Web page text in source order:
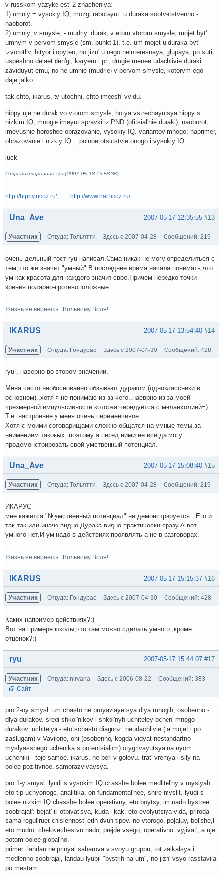
v russkom yazyke est' 2 znacheniya:
1) umniy = vysokiy IQ, mozgi rabotayut. u duraka sootvetstvenno -
naoborot.
2) umniy, v smysle, - mudriy. durak, v etom vtorom smysle, mojet byt'
umnym v pervom smysle (sm. punkt 1), t.e. um mojet u duraka byt'
izvorotliv, hityor i opyten, no jizn' u nego neinteresnaya, glupaya, po suti:
uspeshno delaet den'gi, karyeru i pr., drugie menee udachlivie duraki
zaviduyut emu, no ne umnie (mudrie) v pervom smysle, kotorym ego
daje jalko.
tak chto, ikarus, ty utochni, chto imeesh' vvidu.
hippy uje ne durak vo vtorom smysle, hotya vstrechayutsya hippy s
nizkim IQ, mnogie imeyut spravki iz PND (ofitsial'nie duraki), naoborot,
imeyushie horoshee obrazovanie, vysokiy IQ. variantov mnogo: naprimer,
obrazovanie i nizkiy IQ... polnoe otsutstvie onogo i vysokiy IQ.
luck
Отредактировано ryu (2007-05-18 13:58:36)
http://hippy.ucoz.ru/ http://www.riar.ucoz.ru/
Вне форума #13
2007-05-17 12:35:55
Una_Ave
Участник Откуда: Тольятти Здесь с 2007-04-28 Сообщений: 219
очень дельный пост ryu написал.Сама никак не могу определиться с
тем,что же значит "умный".В последнее время начала понимать,что
ум как красота-для каждого значит свое.Причем нередко точки
зрения полярно-противоположные.
Жизнь не вернешь...Вольному Воля!..
Вне форума #14
2007-05-17 13:54:40
IKARUS
Участник Откуда: Гондурас Здесь с 2007-04-30 Сообщений: 428
ryu , наверно во втором значении.
Меня часто необоснованно обзывают дураком (одноклассники в
основном)..хотя я не понимаю из-за чего..наеврно из-за моей
чрезмерной импульсивности которая чередуется с меланхолией=)
Т.е. настроение у меня очень переменчивое.
Хотя с моими сотоварищами сложно общатся на умные темы,за
неимением таковых..поэтому я перед ними не всегда могу
продемонстрировать свой умственный потенциал.
Вне форума #15
2007-05-17 15:08:40
Una_Ave
Участник Откуда: Тольятти Здесь с 2007-04-28 Сообщений: 219
ИКАРУС
мне кажется "№умственный потенциал" не демонстрируется...Его и
так так или иначе видно.Дурака видно практически сразу.А вот
умного нет.И ум надо в действиях проявлять а не в разговорах.
Жизнь не вернешь...Вольному Воля!..
Вне форума #16
2007-05-17 15:15:37
IKARUS
Участник Откуда: Гондурас Здесь с 2007-04-30 Сообщений: 428
Каких например действиях?:)
Вот на примере школы,что там можно сделать умного ,кроме
отценок?:)
Вне форума #17
2007-05-17 15:44:07
ryu
Участник Откуда: nirvana Здесь с 2006-08-22
Сообщений: 383
Сайт
pro 2-oy smysl: um chasto ne proyavlayetsya dlya mnogih, osobenno -
dlya durakov. sredi shkol'nikov i shkol'nyh uchiteley ochen' mnogo
durakov. uchitelya - eto schasto diagnoz: neudachlivie ( a mojet i po
zaslugam) v Vavilone, oni (osobenno, kogda vidyat nestandartno-
myslyasshego uchenika s potentsialom) otygrivayutsya na nyom.
ucheniki - toje samoe. ikarus, ne beri v golovu. trat' vremya i sily na
bolee pozitivnoe. samorazvivaysya.
pro 1-y smysl: lyudi s vysokim IQ chasshe bolee medlitel'ny v myslyah.
eto tip uchyonogo, analitika. on fundamental'nee, shire myslit. lyudi s
bolee nizkim IQ chasshe bolee operativny, eto boytsy, im nado bystree
soobrajat': bejat' ili otbivat'sya, kuda i kak. eto evolyutsiya vida, priroda
sama reguliruet chislennost' etih dvuh tipov. no vtorogo, pojaluy, bol'she,i
eto mudro. chelovechestvu nado, prejde vsego, operativno vyjivat', a uje
potom bolee global'no.
primer: landau ne prinyal saharova v svoyu gruppu, tot zaikalsya i
medlenno soobrajal, landau lyubil "bystrih na um", no jizn' vsyo rasstavila
po mestam.